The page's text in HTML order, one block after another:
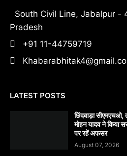
South Civil Line, Jabalpur -
Pradesh
+91 11-44759719
LATEST POSTS
छिंदवाड़ा सीएमएचओ,
मोहन यादव ने किया
पर रहें अफसर
August 07, 2026